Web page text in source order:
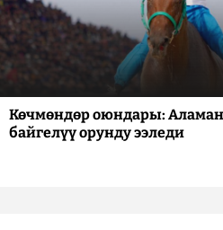
Көчмөндөр оюндары:
байгелүү орунду ээледи